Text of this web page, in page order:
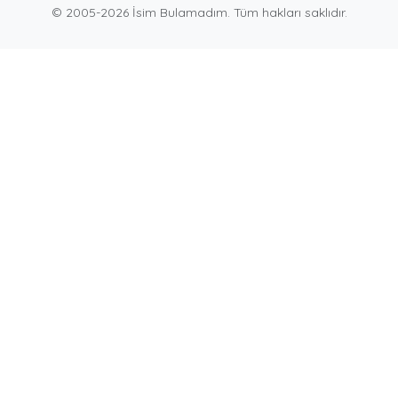
© 2005-2026 İsim Bulamadım. Tüm hakları saklıdır.